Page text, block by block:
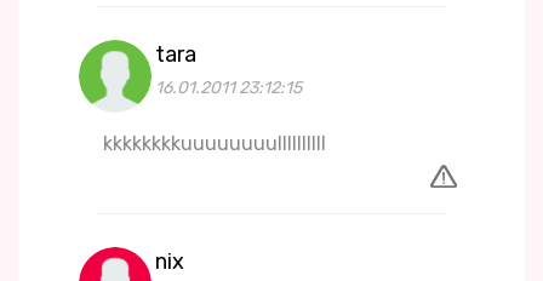
tara
16.01.2011 23:12:15
kkkkkkkkuuuuuuuullllllllll
nix